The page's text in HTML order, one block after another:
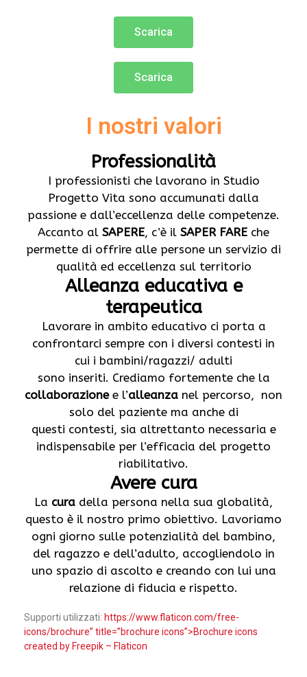
Scarica
Scarica
I nostri valori
Professionalità
I professionisti che lavorano in Studio
Progetto Vita sono accumunati dalla
passione e dall’eccellenza delle competenze.
Accanto al SAPERE, c’è il SAPER FARE che
permette di offrire alle persone un servizio di
qualità ed eccellenza sul territorio
Alleanza educativa e
terapeutica
Lavorare in ambito educativo ci porta a
confrontarci sempre con i diversi contesti in
cui i bambini/ragazzi/ adulti
sono inseriti. Crediamo fortemente che la
collaborazionee l’alleanza nel percorso, non
solo del paziente ma anche di
questi contesti, sia altrettanto necessaria e
indispensabile per l’efficacia del progetto
riabilitativo.
Avere cura
La cura della persona nella sua globalità,
questo è il nostro primo obiettivo. Lavoriamo
ogni giorno sulle potenzialità del bambino,
del ragazzo e dell’adulto, accogliendolo in
uno spazio di ascolto e creando con lui una
relazione di fiducia e rispetto.
Supporti utilizzati: https://www.flaticon.com/free-
icons/brochure” title=”brochure icons”>Brochure icons
created by Freepik – Flaticon